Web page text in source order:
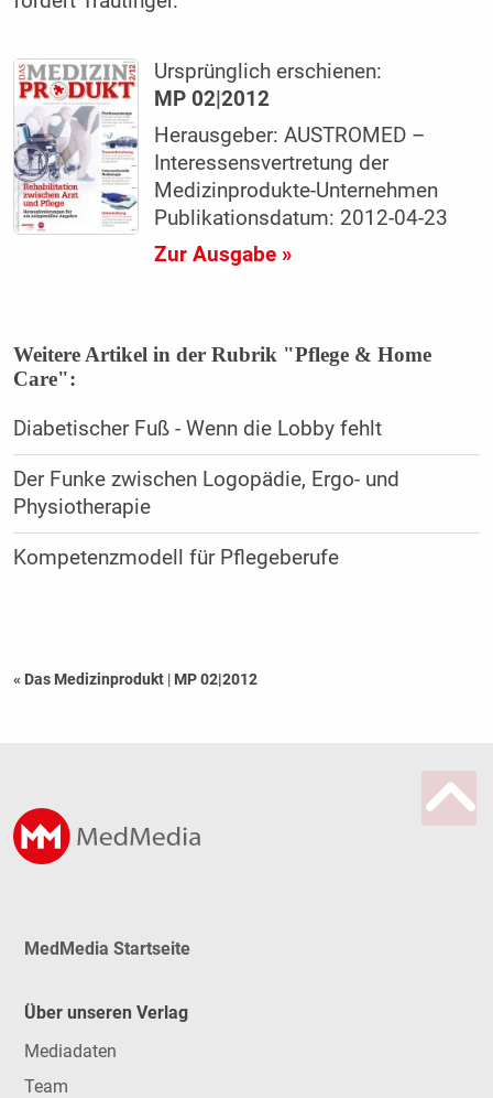
Ursprünglich erschienen:
MP 02|2012
Herausgeber: AUSTROMED –
Interessensvertretung der
Medizinprodukte-Unternehmen
Publikationsdatum: 2012-04-23
Zur Ausgabe »
Weitere Artikel in der Rubrik "Pflege & Home
Care":
Diabetischer Fuß - Wenn die Lobby fehlt
Der Funke zwischen Logopädie, Ergo- und
Physiotherapie
Kompetenzmodell für Pflegeberufe
« Das Medizinprodukt | MP 02|2012
MedMedia Startseite
Über unseren Verlag
Mediadaten
Team